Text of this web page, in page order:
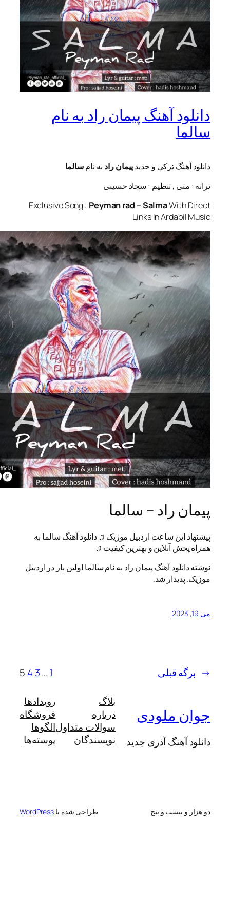
آهنگ پیمان راد به نام
ترکی و جدیدپیمان راد به نامسالما
, تنظیم : سجاد حسینی
Exclusive Song : Peyman rad–Salma
Links In
راد – سالما
ساعت اردبیل موزیک ♫ دانلود آهنگ سالما به
آنلاین و بهترین کیفیت ♫
آهنگ پیمان راد به نام سالما اولین بار در اردبیل
شد.
قبلی
ملودی
آذری جدید
درباره
سوالات متداول
نویسندگان
رویدادها
فروشگاه
الگوها
پوسته‌ها
بیست و پنج WordPress